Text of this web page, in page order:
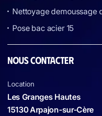
Nettoyage demoussage
Pose bac acier 15
NOUS CONTACTER
Location
Les Granges Hautes
15130 Arpajon-sur-Cère